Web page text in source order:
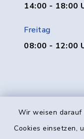
Wir weisen darauf
Cookies einsetzen,
14:00 - 18:00
Freitag
08:00 - 12:00